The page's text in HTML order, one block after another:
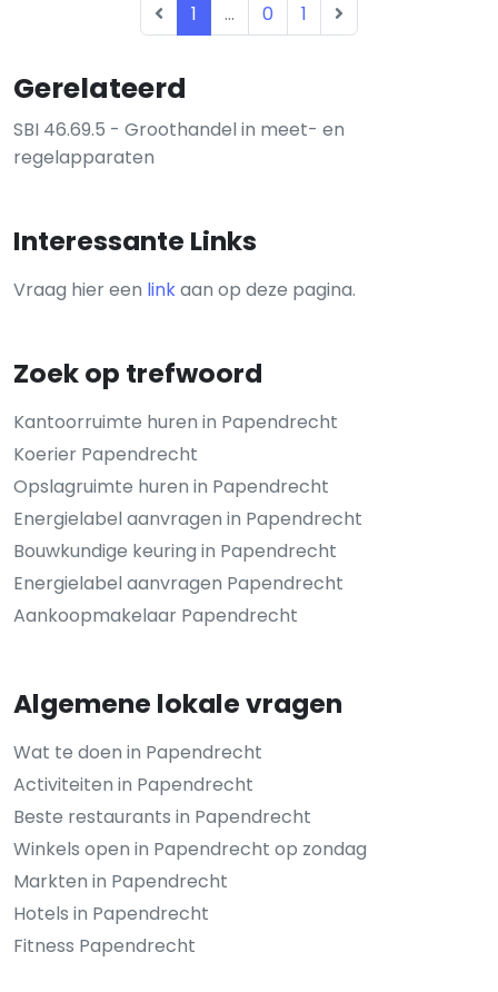
Gerelateerd
SBI 46.69.5 - Groothandel in meet- en
regelapparaten
Interessante Links
Vraag hier een linkaan op deze pagina.
Zoek op trefwoord
Kantoorruimte huren in Papendrecht
Koerier Papendrecht
Opslagruimte huren in Papendrecht
Energielabel aanvragen in Papendrecht
Bouwkundige keuring in Papendrecht
Energielabel aanvragen Papendrecht
Aankoopmakelaar Papendrecht
Algemene lokale vragen
Wat te doen in Papendrecht
Activiteiten in Papendrecht
Beste restaurants in Papendrecht
Winkels open in Papendrecht op zondag
Markten in Papendrecht
Hotels in Papendrecht
Fitness Papendrecht
1 ... 0 1